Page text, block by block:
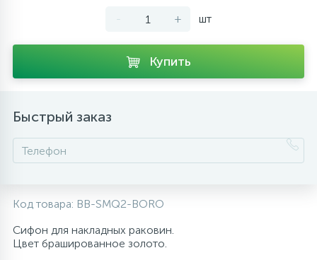
Напольные смесители
- + шт
Купить
Быстрый заказ
Код товара: BB-SMQ2-BORO
Сифон для накладных раковин.
Цвет брашированное золото.